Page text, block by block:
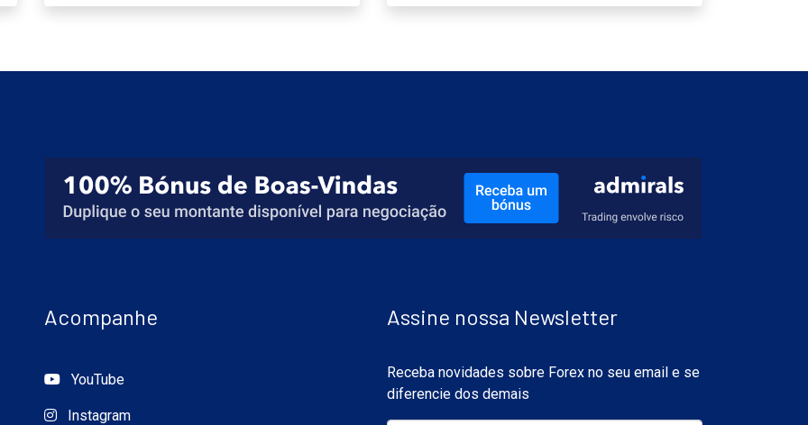
Acompanhe
YouTube
Instagram
Assine nossa Newsletter
Receba novidades sobre Forex no seu email e se
diferencie dos demais